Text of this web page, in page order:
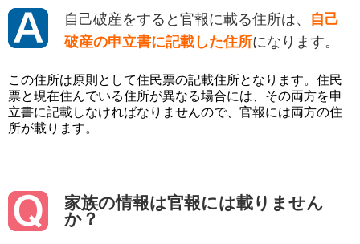
自己破産をすると官報に載る住所は、 自己
破産の申立書に記載した住所になります。
この住所は原則として住民票の記載住所となります。住民
票と現在住んでいる住所が異なる場合には、その両方を申
立書に記載しなければなりませんので、官報には両方の住
所が載ります。
家族の情報は官報には載りません
か？